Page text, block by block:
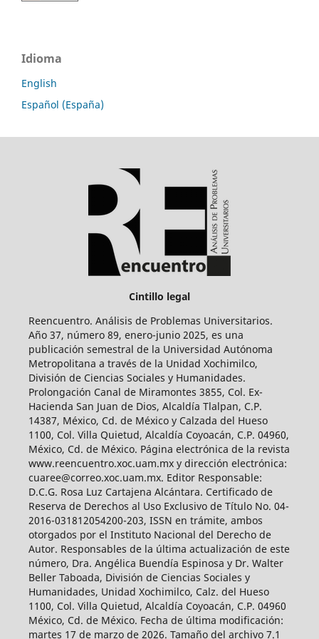
Idioma
English
Español (España)
Cintillo legal
Reencuentro. Análisis de Problemas Universitarios.
Año 37, número 89, enero-junio 2025, es una
publicación semestral de la Universidad Autónoma
Metropolitana a través de la Unidad Xochimilco,
División de Ciencias Sociales y Humanidades.
Prolongación Canal de Miramontes 3855, Col. Ex-
Hacienda San Juan de Dios, Alcaldía Tlalpan, C.P.
14387, México, Cd. de México y Calzada del Hueso
1100, Col. Villa Quietud, Alcaldía Coyoacán, C.P. 04960,
México, Cd. de México. Página electrónica de la revista
www.reencuentro.xoc.uam.mx y dirección electrónica:
cuaree@correo.xoc.uam.mx. Editor Responsable:
D.C.G. Rosa Luz Cartajena Alcántara. Certificado de
Reserva de Derechos al Uso Exclusivo de Título No. 04-
2016-031812054200-203, ISSN en trámite, ambos
otorgados por el Instituto Nacional del Derecho de
Autor. Responsables de la última actualización de este
número, Dra. Angélica Buendía Espinosa y Dr. Walter
Beller Taboada, División de Ciencias Sociales y
Humanidades, Unidad Xochimilco, Calz. del Hueso
1100, Col. Villa Quietud, Alcaldía Coyoacán, C.P. 04960
México, Cd. de México. Fecha de última modificación:
martes 17 de marzo de 2026. Tamaño del archivo 7.1